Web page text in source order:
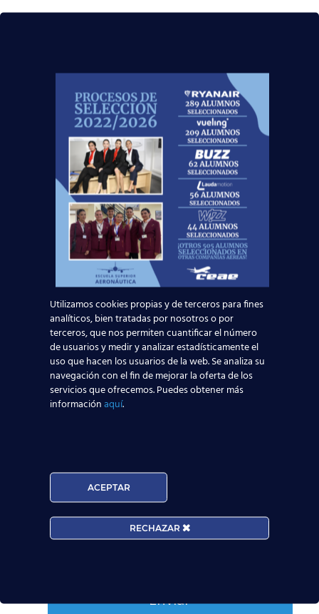
Departamento de Orientación Laboral
al cual más de 3800 alumnos están ejerciendo una
profesión en el sector aeronáutico. Y si aun no
has realizado el curso con nosotros, te
esperamos encualquiera de nuestros centros
autorizados por el Ministerio de
Fomento, donde podrás formarte para
conseguir un empleo en pocos meses.
¿Quieres saber más? ¡Ponte en
contactocon nosotros!
Solicita información
Nombre*
Teléfono*
Centros*:
Utilizamos cookies propias y de terceros para fines
analíticos, bien tratadas por nosotros o por
terceros, que nos permiten cuantificar el número
de usuarios y medir y analizar estadísticamente el
uso que hacen los usuarios de la web. Se analiza su
navegación con el fin de mejorar la oferta de los
servicios que ofrecemos. Puedes obtener más
informaciónaquí.
ACEPTAR
RECHAZAR